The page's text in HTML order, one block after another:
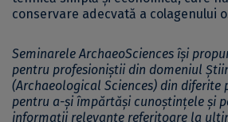
conservare adecvată a colagenului
Seminarele ArchaeoSciences își
pentru profesioniștii din domeniul
(Archaeological Sciences) din diferite
pentru a-și împărtăși cunoștințele și
informații relevante referitoare la